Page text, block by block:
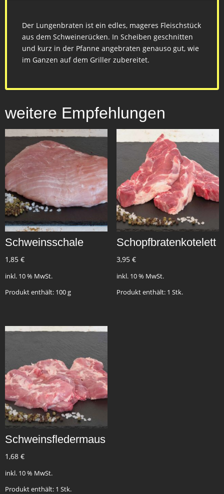
Der Lungenbraten ist ein edles, mageres Fleischstück
aus dem Schweinerücken. In Scheiben geschnitten
und kurz in der Pfanne angebraten genauso gut, wie
im Ganzen auf dem Griller zubereitet.
weitere Empfehlungen
Schweinsschale
1,85 €
inkl. 10 % MwSt.
Produkt enthält: 100g
Schopfbratenkotelett
3,95 €
inkl. 10 % MwSt.
Produkt enthält: 1 Stk.
Schweinsfledermaus
1,68 €
inkl. 10 % MwSt.
Produkt enthält: 1 Stk.